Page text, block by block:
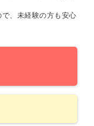
、未経験の方も安心